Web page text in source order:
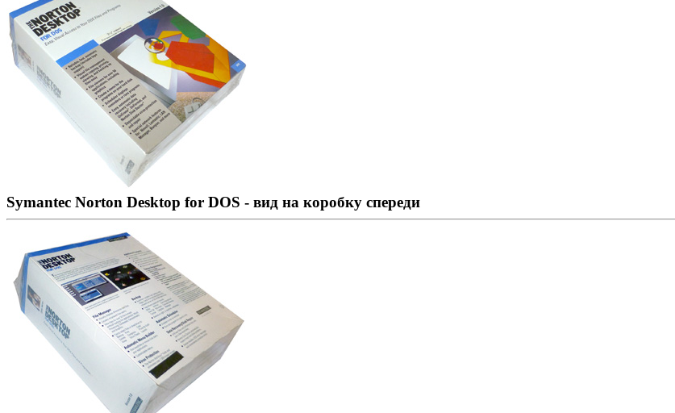
Symantec Norton Desktop for DOS - вид на коробку спереди